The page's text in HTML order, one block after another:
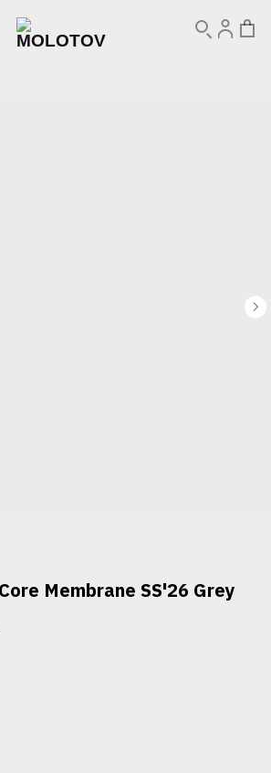
Membrane SS'26 Grey